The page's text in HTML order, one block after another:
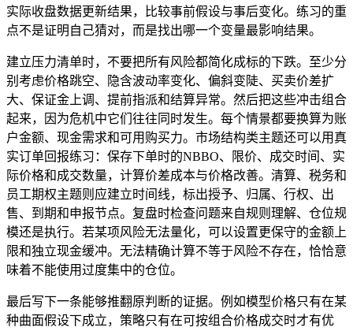
实际收盘数据更新结果，比较事前假设与事后变化。练习的重
点不是证明自己猜对，而是找出哪一个变量最影响结果。
建立压力清单时，不要把所有风险都简化成标的下跌。至少分
别考虑价格跳空、隐含波动率变化、偏斜变陡、买卖价差扩
大、保证金上调、提前指派和结算异常。然后把这些冲击组合
起来，因为危机中它们往往同时发生。每个情景都要换算为账
户金额、现金需求和可用购买力。市场结构类主题还可以用真
实订单回报练习：保存下单时的NBBO、限价、成交时间、实
际价格和成交数量，计算价差成本与价格改善。清算、税务和
员工期权主题则应建立时间线，标出授予、归属、行权、出
售、到期和申报节点。复盘时检查问题来自规则理解、仓位规
模还是执行。若某项风险无法量化，可以设置更保守的金额上
限和独立现金缓冲。无法精确计算不等于风险不存在，恰恰意
味着不能使用过度集中的仓位。
最后写下一条能够推翻原判断的证据。例如模型价格只有在某
种曲面假设下成立，策略只有在可按组合价格成交时才有优